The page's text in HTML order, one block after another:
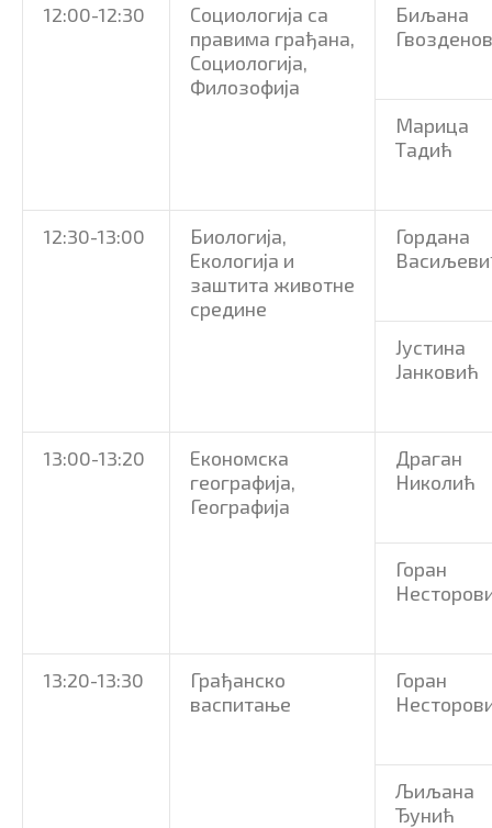
12:00-12:30
Социологија са
правима грађана,
Социологија,
Филозофија
Биљана
Марица
Тадић
12:30-13:00
Биологија,
Екологија и
заштита животне
средине
Гордана
Јустина
Јанковић
13:00-13:20
Економска
географија,
Географијa
Драган
Николић
Горан
13:20-13:30
Грађанско
васпитање
Горан
Љиљана
Ђунић